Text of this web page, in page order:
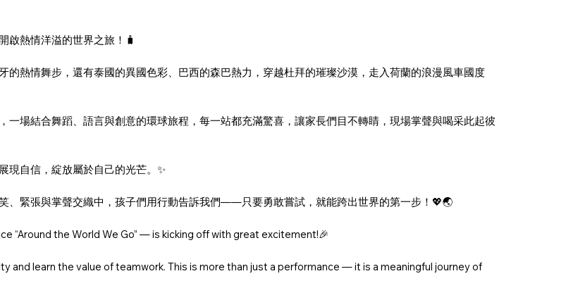
啟熱情洋溢的世界之旅！🧳
熱情舞步，還有泰國的異國色彩、巴西的森巴熱力，穿越杜拜的璀璨沙漠，走入荷蘭的浪漫風車國度
場結合舞蹈、語言與創意的環球旅程，每一站都充滿驚喜，讓家長們目不轉睛，現場掌聲與喝采此起彼
現自信，綻放屬於自己的光芒。✨
、緊張與掌聲交織中，孩子們用行動告訴我們——只要勇敢嘗試，就能跨出世界的第一步！💖🌏
“Around the World We Go” — is kicking off with great excitement!🎉
learn the value of teamwork. This is more than just a performance — it is a meaningful journey of